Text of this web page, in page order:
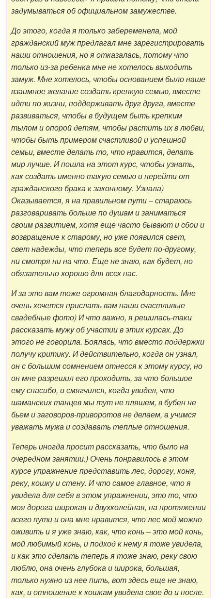
задумываться об официальном замужестве.
До этого, когда я только забеременела, мой
гражданский муж предлагал мне зарегистрировать
наши отношения, но я отказалась, потому что
только из-за ребенка мне не хотелось выходить
замуж. Мне хотелось, чтобы основанием было наше
взаимное желание создать крепкую семью, вместе
идти по жизни, поддерживать друг друга, вместе
развиваться, чтобы в будущем быть крепким
тылом и опорой детям, чтобы растить их в любви,
чтобы быть примером счастливой и успешной
семьи, вместе делать то, что нравится, делать
мир лучше. И пошла на этот курс, чтобы узнать,
как создать именно такую семью и перейти от
гражданского брака к законному. Узнала)
Оказывается, я на правильном пути – стараюсь
разговаривать больше по душам и заниматься
своим развитием, хотя еще часто бывают и сбои и
возвращение к старому, но уже появился свет,
свет надежды, что теперь все будет по-другому,
ни смотря ни на что. Еще не знаю, как будет, но
обязательно хорошо для всех нас.
И за это вам тоже огромная благодарность. Мне
очень хочется прислать вам наши счастливые
свадебные фото) И что важно, я решилась-таки
рассказать мужу об участии в этих курсах. До
этого не говорила. Боялась, что вместо поддержки
получу критику. И действительно, когда он узнал,
он с большим сомнением отнесся к этому курсу, но
он мне разрешил его проходить, за что большое
ему спасибо, и смягчился, когда увидел, что
шаманских танцев мы тут не пляшем, в бубен не
бьем и заговоров-приворотов не делаем, а учимся
уважать мужа и создавать теплые отношения.
Теперь иногда просит рассказать, что было на
очередном занятии.) Очень понравилось в этом
курсе упражнение представить лес, дорогу, коня,
реку, кошку и стену. И что самое главное, что я
увидела для себя в этом упражнении, это то, что
моя дорога широкая и двухколейная, на протяжении
всего пути и она мне нравится, что лес мой можно
оживить и я уже знаю, как, что конь – это мой конь,
мой любимый конь, и подход к нему я тоже увидела,
и как это сделать теперь я тоже знаю, реку свою
люблю, она очень глубока и широка, большая,
только нужно из нее пить, вот здесь еще не знаю,
как, и отношение к кошкам увидела свое до и после.